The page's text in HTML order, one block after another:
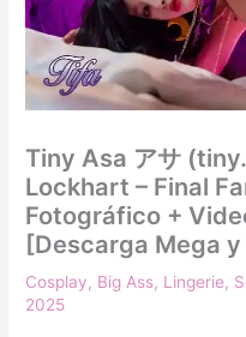
Tiny Asa アサ
Lockhart – Final
Fotográfico +
[Descarga Mega
Cosplay, Big Ass, Lingerie,
2025